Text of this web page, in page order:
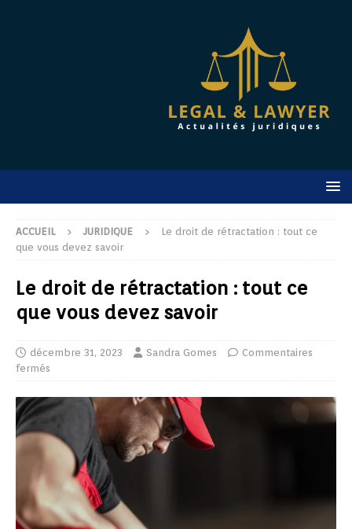
ACCUEIL JURIDIQUE
Le droit de rétractation : tout ce
que vous devez savoir
Le droit de rétractation : tout ce
que vous devez savoir
décembre 31, 2023 Sandra Gomes
Commentaires
fermés